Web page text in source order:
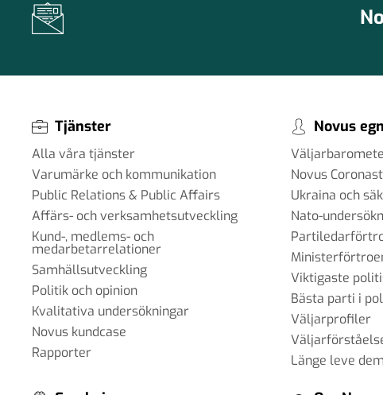
Tjänster
Alla våra tjänster
Varumärke och kommunikation
Public Relations & Public Affairs
Affärs- och verksamhetsutveckling
Kund-, medlems- och
medarbetarrelationer
Samhällsutveckling
Politik och opinion
Kvalitativa undersökningar
Novus kundcase
Rapporter
Novus
Novus
Ukraina och
Nato-
Viktigaste
Bästa parti i
Väljarprofiler
Länge leve